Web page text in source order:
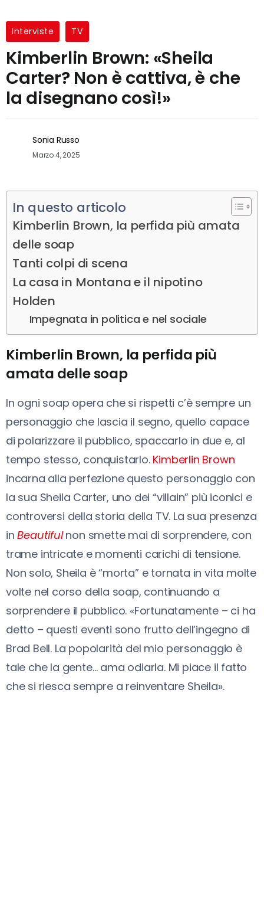
Interviste TV
Kimberlin Brown: «Sheila
Carter? Non è cattiva, è che
la disegnano così!»
Sonia Russo
Marzo 4, 2025
In questo articolo
Kimberlin Brown, la perfida più amata
delle soap
Tanti colpi di scena
La casa in Montana e il nipotino
Holden
Impegnata in politica e nel sociale
Kimberlin Brown, la perfida più
amata delle soap
In ogni soap opera che si rispetti c’è sempre un
personaggio che lascia il segno, quello capace
di polarizzare il pubblico, spaccarlo in due e, al
tempo stesso, conquistarlo. Kimberlin Brown
incarna alla perfezione questo personaggio con
la sua Sheila Carter, uno dei “villain” più iconici e
controversi della storia della TV. La sua presenza
inBeautiful non smette mai di sorprendere, con
trame intricate e momenti carichi di tensione.
Non solo, Sheila è “morta” e tornata in vita molte
volte nel corso della soap, continuando a
sorprendere il pubblico. «Fortunatamente – ci ha
detto – questi eventi sono frutto dell’ingegno di
Brad Bell. La popolarità del mio personaggio è
tale che la gente… ama odiarla. Mi piace il fatto
che si riesca sempre a reinventare Sheila».